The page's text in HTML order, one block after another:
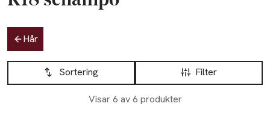
Hoppa till produktsidan
Hår
Hoppa till produktsidan
Filter
Sortering
Visar 6 av 6 produkter
Lista över produkter